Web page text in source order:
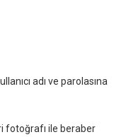
adı ve parolasına
fotoğrafı ile beraber